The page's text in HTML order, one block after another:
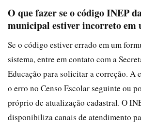
O que fazer se o código INEP
municipal estiver incorreto em
Se o código estiver errado em um
sistema, entre em contato com a
Educação para solicitar a correção. A
o erro no Censo Escolar seguinte ou
próprio de atualização cadastral. O
disponibiliza canais de atendimento